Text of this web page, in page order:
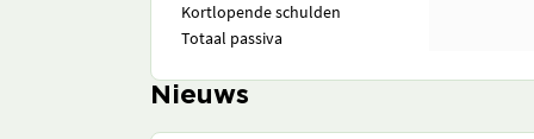
Kortlopende schulden
Totaal passiva
Nieuws